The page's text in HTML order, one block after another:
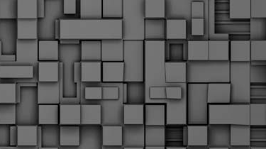
της Δημοτικής Αστυνομίας!
στην Δημοτική
το 2010. Δεκαέξι ολόκληρα
με αυτές τις προσλήψεις, δεν
Αστυνομικών που
κατάργησης της υπηρεσίας με
Κυριάκου Μητσοτάκη. Ας
Διμηνιαίος
τήρησης νομοθεσίας